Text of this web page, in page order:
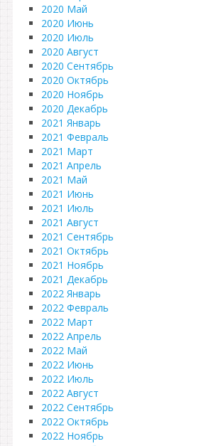
2020 Май
2020 Июнь
2020 Июль
2020 Август
2020 Сентябрь
2020 Октябрь
2020 Ноябрь
2020 Декабрь
2021 Январь
2021 Февраль
2021 Март
2021 Апрель
2021 Май
2021 Июнь
2021 Июль
2021 Август
2021 Сентябрь
2021 Октябрь
2021 Ноябрь
2021 Декабрь
2022 Январь
2022 Февраль
2022 Март
2022 Апрель
2022 Май
2022 Июнь
2022 Июль
2022 Август
2022 Сентябрь
2022 Октябрь
2022 Ноябрь